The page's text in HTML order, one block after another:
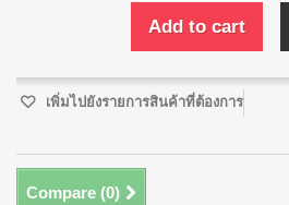
Add to cart
เพิ่มไปยังรายการสินค้าที่ต้องการ
Compare (0)